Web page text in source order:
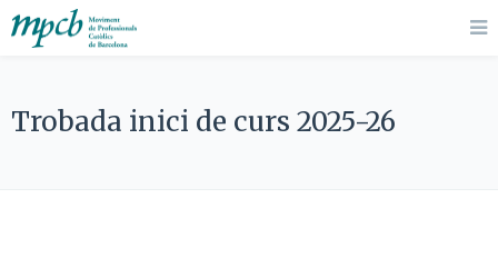
Trobada inici de curs 2025-26